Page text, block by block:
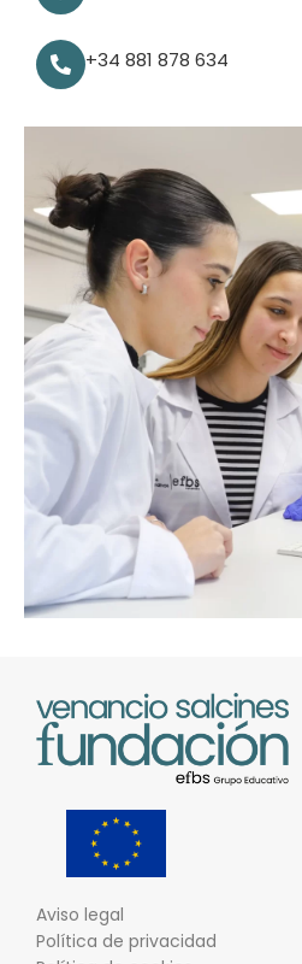
+34 881 878 634
Aviso legal
Política de privacidad